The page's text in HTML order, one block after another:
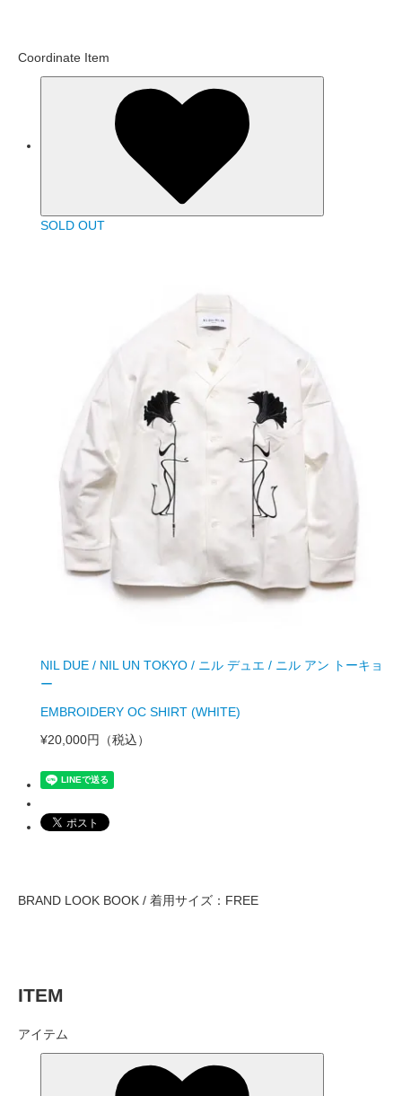
Coordinate Item
SOLD OUT
NIL DUE / NIL UN TOKYO / ニル デュエ / ニル アン トーキョ
ー
EMBROIDERY OC SHIRT (WHITE)
¥20,000円
（税込）
BRAND LOOK BOOK / 着用サイズ：FREE
ITEM
アイテム